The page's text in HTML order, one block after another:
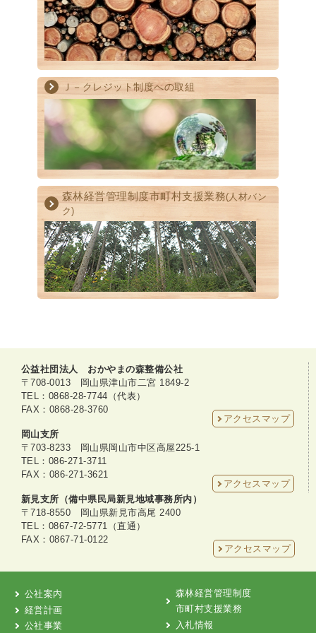
Ｊ－クレジット制度への取組
森林経営管理制度市町村支援業務(人材バン
ク)
公益社団法人 おかやまの森整備公社
〒708-0013 岡山県津山市二宮 1849-2
TEL：0868-28-7744（代表）
FAX：0868-28-3760
アクセスマップ
岡山支所
〒703-8233 岡山県岡山市中区高屋225-1
TEL：086-271-3711
FAX：086-271-3621
アクセスマップ
新見支所（備中県民局新見地域事務所内）
〒718-8550 岡山県新見市高尾 2400
TEL：0867-72-5771（直通）
FAX：0867-71-0122
アクセスマップ
公社案内
経営計画
公社事業
森林経営管理制度
市町村支援業務
入札情報